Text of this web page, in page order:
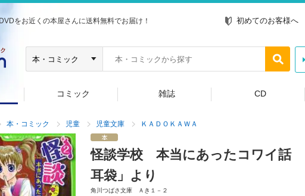
をお近くの本屋さんに送料無料でお届け！ 初めてのお客様へ
コミック 雑誌 CD
本・コミック 児童 児童文庫 ＫＡＤＯＫＡＷＡ
怪談学校 本当にあったコワイ
耳袋」より
角川つばさ文庫 Ａき１－２